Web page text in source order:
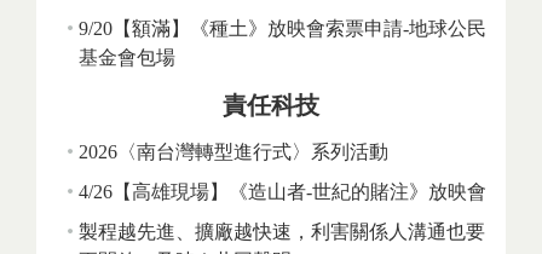
9/20【額滿】《種土》放映會索票申請-地球公民
基金會包場
責任科技
2026〈南台灣轉型進行式〉系列活動
4/26【高雄現場】《造山者-世紀的賭注》放映會
製程越先進、擴廠越快速，利害關係人溝通也要